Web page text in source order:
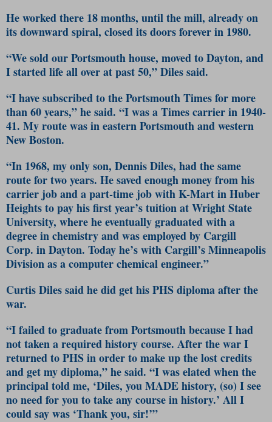
He worked there 18 months, until the mill, already on
its downward spiral, closed its doors forever in 1980.
“We sold our Portsmouth house, moved to Dayton, and
I started life all over at past 50,” Diles said.
“I have subscribed to the Portsmouth Times for more
than 60 years,” he said. “I was a Times carrier in 1940-
41. My route was in eastern Portsmouth and western
New Boston.
“In 1968, my only son, Dennis Diles, had the same
route for two years. He saved enough money from his
carrier job and a part-time job with K-Mart in Huber
Heights to pay his first year’s tuition at Wright State
University, where he eventually graduated with a
degree in chemistry and was employed by Cargill
Corp. in Dayton. Today he’s with Cargill’s Minneapolis
Division as a computer chemical engineer.”
Curtis Diles said he did get his PHS diploma after the
war.
“I failed to graduate from Portsmouth because I had
not taken a required history course. After the war I
returned to PHS in order to make up the lost credits
and get my diploma,” he said. “I was elated when the
principal told me, ‘Diles, you MADE history, (so) I see
no need for you to take any course in history.’ All I
could say was ‘Thank you, sir!’”